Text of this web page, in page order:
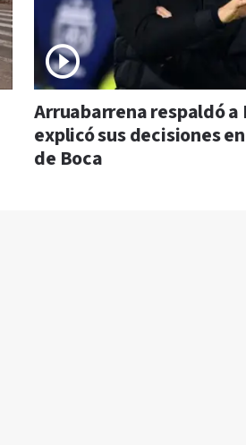
Arruabarrena respaldó a
explicó sus decisiones
de Boca